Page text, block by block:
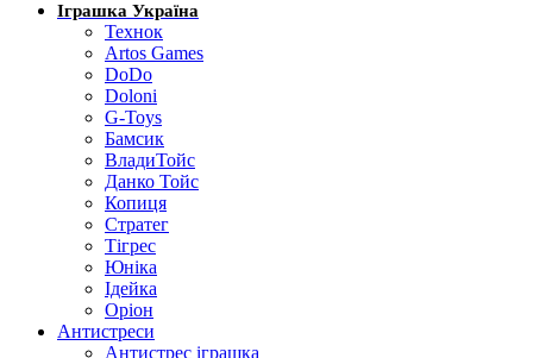
Іграшка Україна
Технок
Artos Games
DoDo
Doloni
G-Toys
Бамсик
ВладиТойс
Данко Тойс
Копиця
Стратег
Тігрес
Юніка
Ідейка
Оріон
Антистреси
Антистрес іграшка